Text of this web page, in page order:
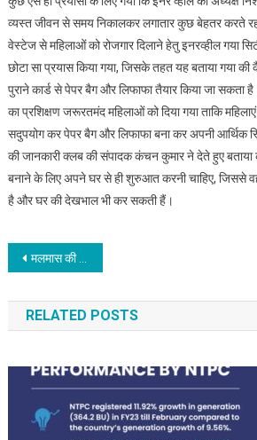
व्यस्त जीवन से समय निकालकर लगातार कुछ बेहतर करते
वेस्टेज से महिलाओं को रोजगार दिलाने हेतु इनरव्हील गया
छोटा सा प्रयास किया गया, जिसके तहत यह बताया गया
पुराने कार्ड से पेपर बैग और लिफाफा तैयार किया जा सकता
का प्रशिक्षण जरूरतमंद महिलाओं को दिया गया ताकि
सदुपयोग कर पेपर बैग और लिफाफा बना कर अपनी आर्थिक
की जानकारी क्लब की संपादक कंचन कुमार ने देते हुए बताया
बनाने के लिए अपने घर से ही शुरुआत करनी चाहिए, जिससे
है और घर की देखभाल भी कर सकती हैं।
Post
navigation
मलमास की पहली सोमवारी पर प्रो. रणबीर नंदन नें किया रुद्र अभिषेक
RELATED POSTS